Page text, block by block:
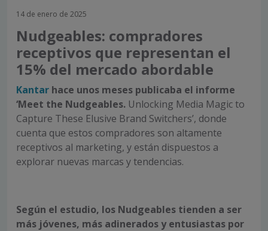
14 de enero de 2025
Nudgeables: compradores
receptivos que representan el
15% del mercado abordable
Kantar hace unos meses publicaba el informe
‘Meet the Nudgeables. Unlocking Media Magic to
Capture These Elusive Brand Switchers’, donde
cuenta que estos compradores son altamente
receptivos al marketing, y están dispuestos a
explorar nuevas marcas y tendencias.
Según el estudio, los Nudgeables tienden a ser
más jóvenes, más adinerados y entusiastas por